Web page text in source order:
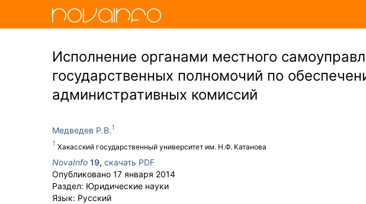
Исполнение органами местного
государственных полномочий по
административных комиссий
Медведев Р.В.
Хакасский государственный университет им. Н.Ф. Катанова
NovaInfo 19, скачать PDF
Опубликовано 17 января 2014
Раздел: Юридические науки
Язык: Русский